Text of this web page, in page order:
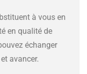
à vous en
en qualité de
échanger
avancer.